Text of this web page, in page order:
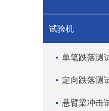
试验机
单笔跌落测
定向跌落测
悬臂梁冲击